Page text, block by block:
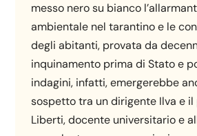
messo nero su bianco
ambientale nel tarantino e le
degli abitanti, provata da
inquinamento prima di Stato e
indagini, infatti, emergerebbe
sospetto tra un dirigente Ilva e il
Liberti, docente universitario e